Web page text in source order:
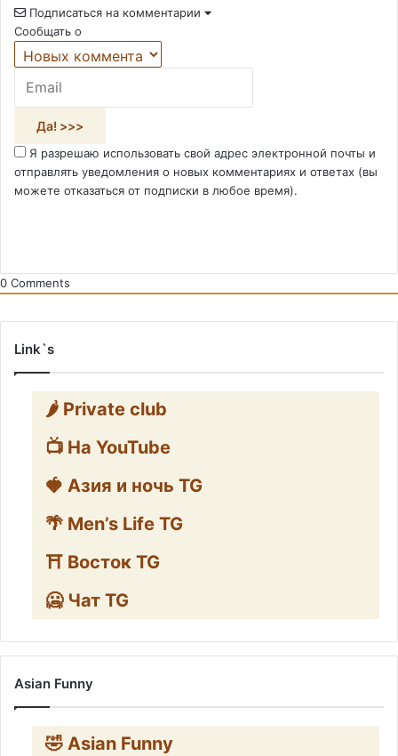
Подписаться на комментарии
Сообщать о
Я разрешаю использовать свой адрес электронной почты и
отправлять уведомления о новых комментариях и ответах (вы
можете отказаться от подписки в любое время).
0 Comments
Link`s
🌶️ Private club
📺 На YouTube
🍓 Азия и ночь TG
🌴 Men’s Life TG
⛩️ Восток TG
🥶 Чат TG
Asian Funny
🤣 Asian Funny